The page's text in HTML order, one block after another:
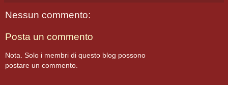
Nessun commento:
Posta un commento
Nota. Solo i membri di questo blog possono
postare un commento.